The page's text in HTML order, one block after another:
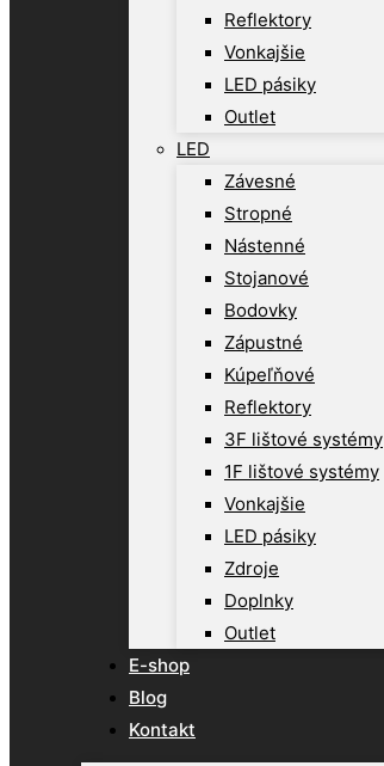
Reflektory
Vonkajšie
LED pásiky
Outlet
LED
Závesné
Stropné
Nástenné
Stojanové
Bodovky
Zápustné
Kúpeľňové
Reflektory
3F lištové systémy
1F lištové systémy
Vonkajšie
LED pásiky
Zdroje
Doplnky
Outlet
E-shop
Blog
Kontakt